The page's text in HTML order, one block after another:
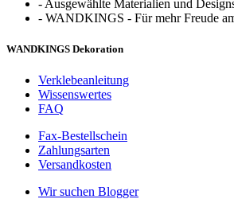
- Ausgewählte Materialien und
- WANDKINGS - Für mehr Freude
WANDKINGS Dekoration
Verklebeanleitung
Wissenswertes
FAQ
Fax-Bestellschein
Zahlungsarten
Versandkosten
Wir suchen Blogger